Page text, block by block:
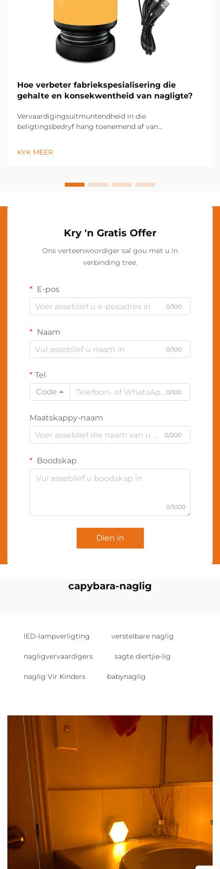
Hoe verbeter fabriekspesialisering die
gehalte en konsekwentheid van nagligte?
Vervaardigingsuitmuntendheid in die
beligtingsbedryf hang toenemend af van
moontlik maak. Moderne beligtingsvervaardigers
KYK MEER
Kry 'n Gratis Offer
Ons verteenwoordiger sal gou met u in
verbinding tree.
E-pos
0/100
Naam
0/100
Tel
Code
0/100
Maatskappy-naam
0/200
Boodskap
0/1000
Dien in
capybara-naglig
lED-lampverligting verstelbare naglig
nagligvervaardigers sagte diertjie-lig
naglig Vir Kinders babynaglig